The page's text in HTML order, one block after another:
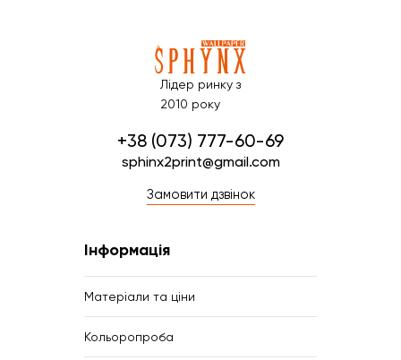
Лідер ринку з
2010 року
+38 (073) 777-60-69
sphinx2print@gmail.com
Замовити дзвінок
Інформація
Матеріали та ціни
Кольоропроба